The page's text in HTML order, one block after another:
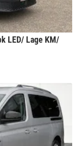
LED/ Lage KM/